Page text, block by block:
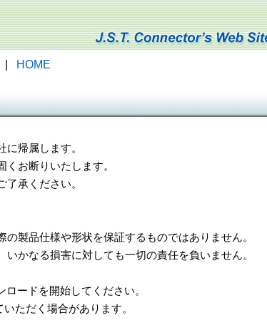
HOME
帰属します。
お断りいたします。
承ください。
製品仕様や形状を保証するものではありません。
かなる損害に対しても一切の責任を負いません。
ードを開始してください。
ただく場合があります。